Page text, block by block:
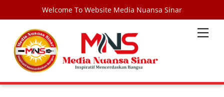
Welcome To Website Media Nuansa Sinar
content